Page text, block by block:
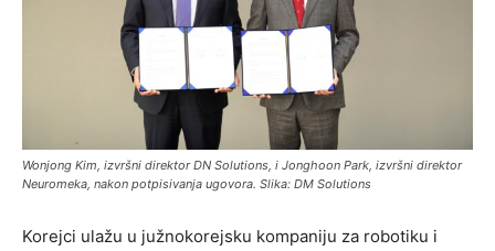
‌Wonjong Kim, izvršni direktor DN Solutions, i Jonghoon Park, izvršni direktor
Neuromeka, nakon potpisivanja ugovora. Slika: DM Solutions
Korejci ulažu u južnokorejsku kompaniju za robotiku i